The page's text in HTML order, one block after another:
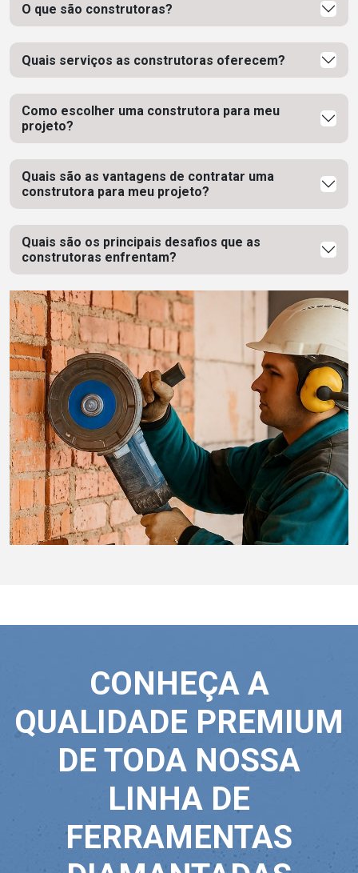
O que são construtoras?
Quais serviços as construtoras oferecem?
Como escolher uma construtora para meu
projeto?
Quais são as vantagens de contratar uma
construtora para meu projeto?
Quais são os principais desafios que as
construtoras enfrentam?
CONHEÇA A
QUALIDADE PREMIUM
DE TODA NOSSA
LINHA DE
FERRAMENTAS